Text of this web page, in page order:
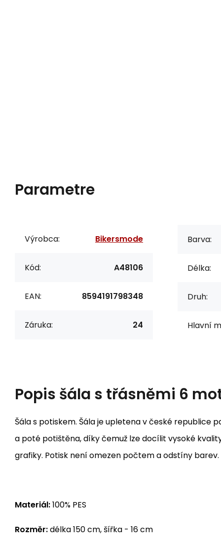
Parametre
Výrobca: Bikersmode
Kód: A48106
EAN: 8594191798348
Záruka: 24
Barva:
Délka:
Druh:
Hlavní
Popis šála s třásněmi 6
Šála s potiskem. Šála je upletena v české republice
a poté potištěna, díky čemuž lze docílit vysoké
grafiky. Potisk není omezen počtem a odstíny barev.
Materiál:100% PES
Rozměr:délka 150 cm, šířka - 16 cm